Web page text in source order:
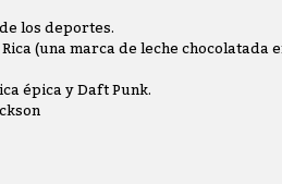
de los deportes.
Rica (una marca de leche chocolatada
épica y Daft Punk.